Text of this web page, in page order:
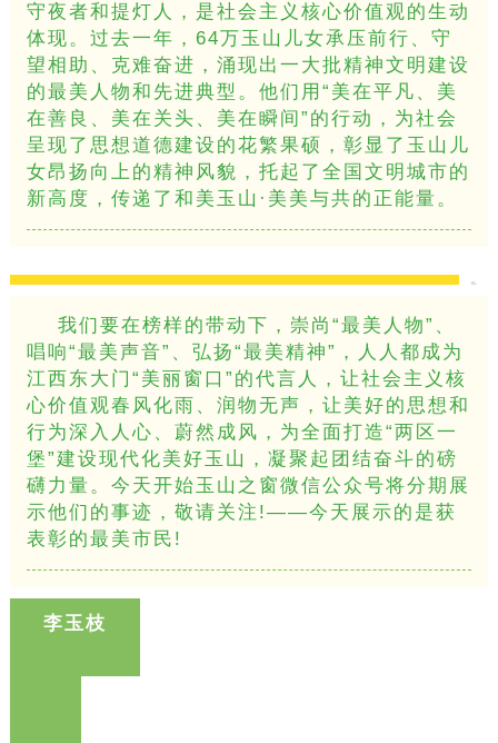
守夜者和提灯人，是社会主义核心价值观的生动
体现。过去一年，64万玉山儿女承压前行、守
望相助、克难奋进，涌现出一大批精神文明建设
的最美人物和先进典型。他们用“美在平凡、美
在善良、美在关头、美在瞬间”的行动，为社会
呈现了思想道德建设的花繁果硕，彰显了玉山儿
女昂扬向上的精神风貌，托起了全国文明城市的
新高度，传递了和美玉山·美美与共的正能量。
我们要在榜样的带动下，崇尚“最美人物”、
唱响“最美声音”、弘扬“最美精神”，人人都成为
江西东大门“美丽窗口”的代言人，让社会主义核
心价值观春风化雨、润物无声，让美好的思想和
行为深入人心、蔚然成风，为全面打造“两区一
堡”建设现代化美好玉山，凝聚起团结奋斗的磅
礴力量。今天开始玉山之窗微信公众号将分期展
示他们的事迹，敬请关注!——今天展示的是获
表彰的最美市民!
李玉枝